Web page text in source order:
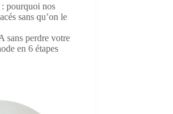
pourquoi nos
sans qu’on le
sans perdre votre
en 6 étapes